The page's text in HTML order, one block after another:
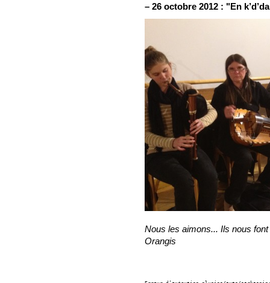
– 26 octobre 2012 : "En
Nous les aimons... Ils nous
Orangis